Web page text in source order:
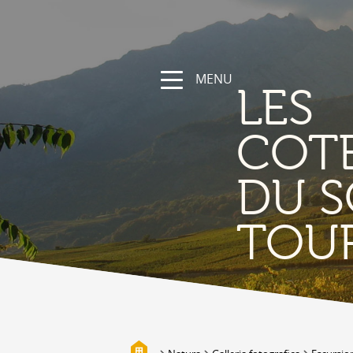
NATURA
La regione
Sentieri escursionistici e sportivi
Vallese a bici
Montagna
Galleria fotografica
MENU
LES
DU